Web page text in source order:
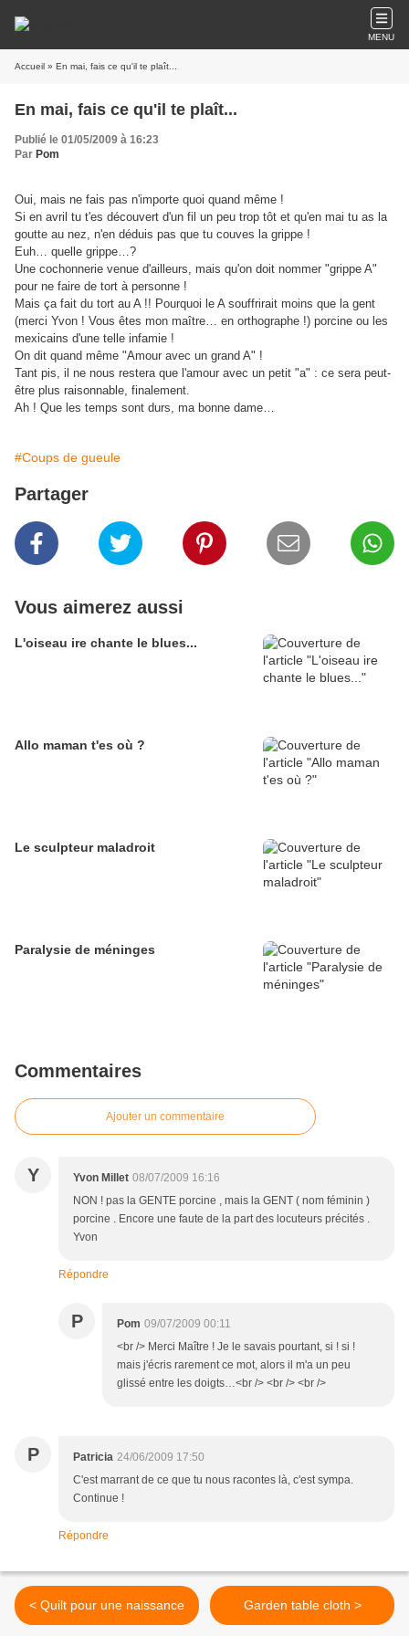
MENU
Accueil » En mai, fais ce qu'il te plaît...
En mai, fais ce qu'il te plaît...
Publié le 01/05/2009 à 16:23
Par Pom
Oui, mais ne fais pas n'importe quoi quand même !
Si en avril tu t'es découvert d'un fil un peu trop tôt et qu'en mai tu as la
goutte au nez, n'en déduis pas que tu couves la grippe !
Euh… quelle grippe…?
Une cochonnerie venue d'ailleurs, mais qu'on doit nommer "grippe A"
pour ne faire de tort à personne !
Mais ça fait du tort au A !! Pourquoi le A souffrirait moins que la gent
(merci Yvon ! Vous êtes mon maître… en orthographe !) porcine ou les
mexicains d'une telle infamie !
On dit quand même "Amour avec un grand A" !
Tant pis, il ne nous restera que l'amour avec un petit "a" : ce sera peut-
être plus raisonnable, finalement.
Ah ! Que les temps sont durs, ma bonne dame…
#Coups de gueule
Partager
Vous aimerez aussi
L'oiseau ire chante le blues...
Allo maman t'es où ?
Le sculpteur maladroit
Paralysie de méninges
Commentaires
Ajouter un commentaire
Y Yvon Millet 08/07/2009 16:16
NON ! pas la GENTE porcine , mais la GENT ( nom féminin )
porcine . Encore une faute de la part des locuteurs précités .
Yvon
Répondre
P Pom 09/07/2009 00:11
<br /> Merci Maître ! Je le savais pourtant, si ! si !
mais j'écris rarement ce mot, alors il m'a un peu
glissé entre les doigts…<br /> <br /> <br />
P Patricia 24/06/2009 17:50
C'est marrant de ce que tu nous racontes là, c'est sympa.
Continue !
Répondre
< Quilt pour une naissance Garden table cloth >